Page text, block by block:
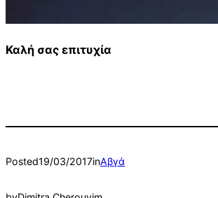
Καλή σας επιτυχία
Posted19/03/2017inΑβγά